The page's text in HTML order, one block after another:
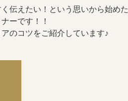
伝えたい！という思いから始めた
ーです！！
のコツをご紹介しています♪